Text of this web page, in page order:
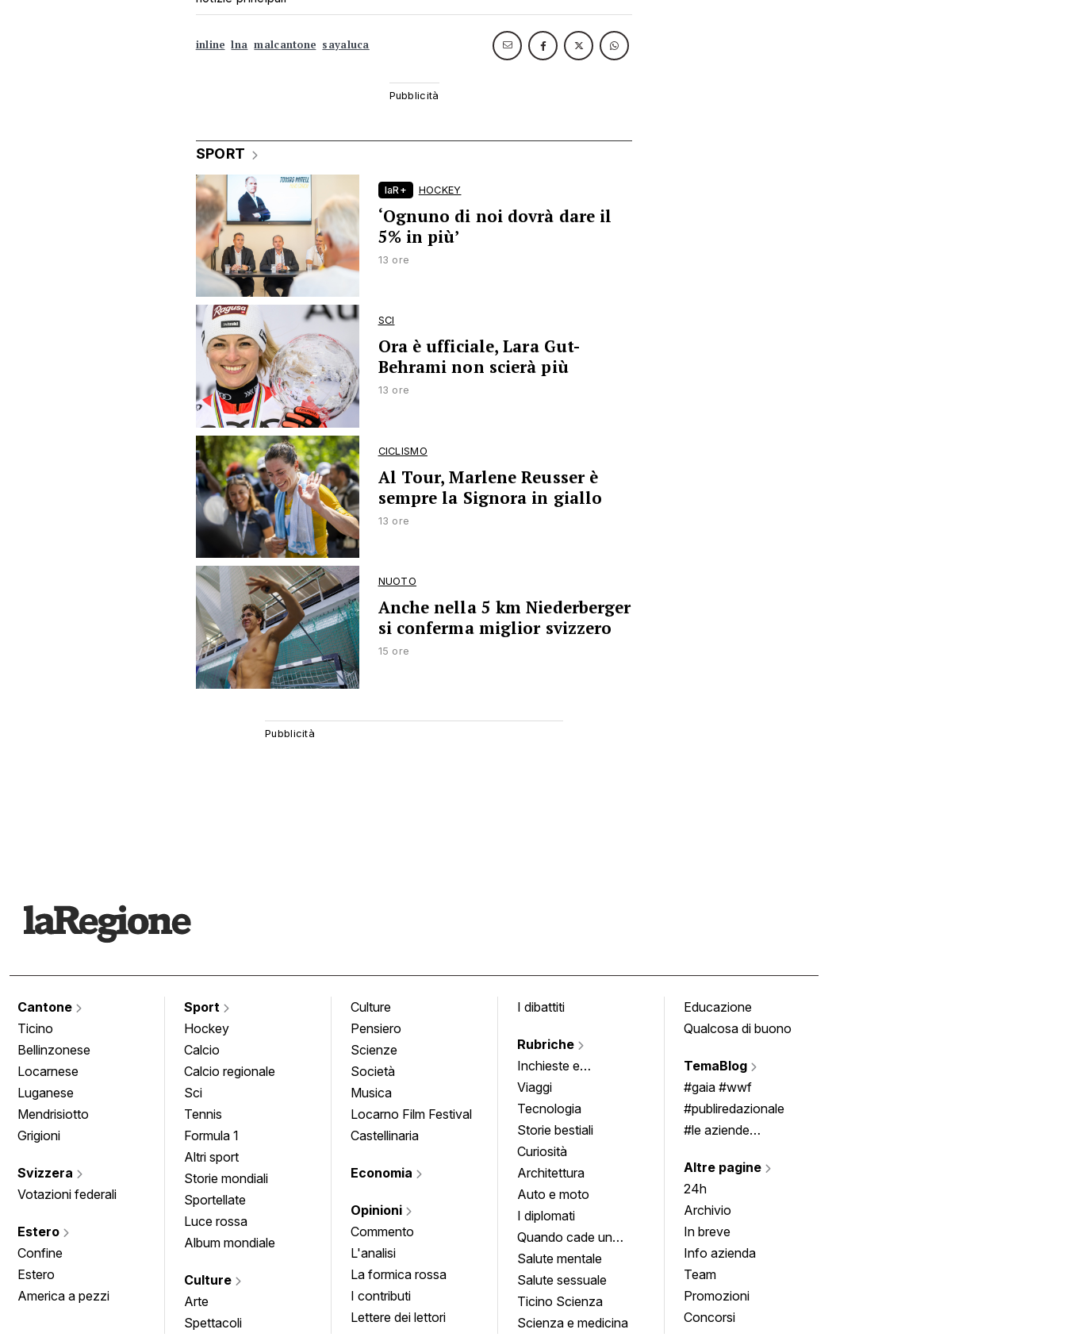
inline lna malcantone sayaluca
SPORT
laR+ HOCKEY
‘Ognuno di noi dovrà dare il
5% in più’
13 ore
SCI
Ora è ufficiale, Lara Gut-
Behrami non scierà più
13 ore
CICLISMO
Al Tour, Marlene Reusser è
sempre la Signora in giallo
13 ore
NUOTO
Anche nella 5 km Niederberger
si conferma miglior svizzero
15 ore
Cantone
Ticino
Bellinzonese
Locarnese
Luganese
Mendrisiotto
Grigioni
Svizzera
Votazioni federali
Estero
Confine
Estero
America a pezzi
Sport
Hockey
Calcio
Calcio regionale
Sci
Tennis
Formula 1
Altri sport
Storie mondiali
Sportellate
Luce rossa
Album mondiale
Culture
Arte
Spettacoli
Culture
Pensiero
Scienze
Società
Musica
Locarno Film Festival
Castellinaria
Economia
Opinioni
Commento
L'analisi
La formica rossa
I contributi
Lettere dei lettori
I dibattiti
Rubriche
Inchieste e
approfondimenti
Viaggi
Tecnologia
Storie bestiali
Curiosità
Architettura
Auto e moto
I diplomati
Quando cade un
quadro
Salute mentale
Salute sessuale
Ticino Scienza
Scienza e medicina
Educazione
Qualcosa di buono
TemaBlog
#gaia #wwf
#publiredazionale
#le aziende
Altre pagine
24h
Archivio
In breve
Info azienda
Team
Promozioni
Concorsi